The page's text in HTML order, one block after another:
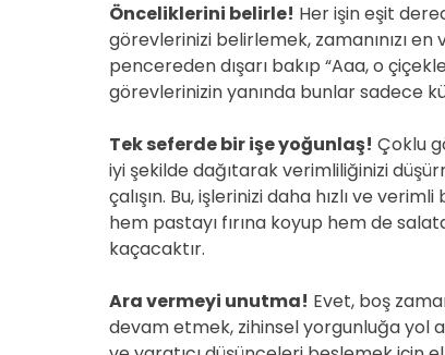
Önceliklerini belirle! Her işin eşit
görevlerinizi belirlemek, zamanınızı
pencereden dışarı bakıp “Aaa, o
görevlerinizin yanında bunlar sadece
Tek seferde bir işe yoğunlaş! Çoklu
iyi şekilde dağıtarak verimliliğinizi
çalışın. Bu, işlerinizi daha hızlı ve
hem pastayı fırına koyup hem de
kaçacaktır.
Ara vermeyi unutma! Evet, boş
devam etmek, zihinsel yorgunluğa yol